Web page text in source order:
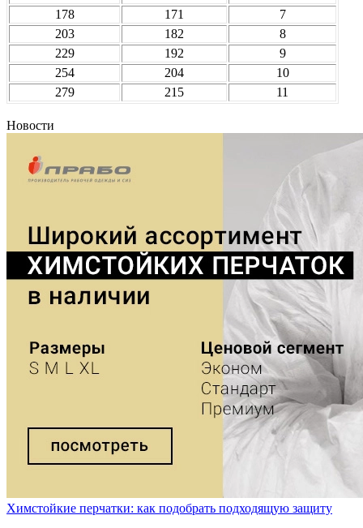
178
171
7
203
182
8
229
192
9
254
204
10
279
215 11
Новости
Химстойкие перчатки: как подобрать подходящую защиту